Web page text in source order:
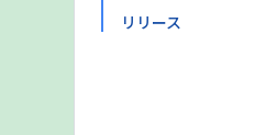
リリース